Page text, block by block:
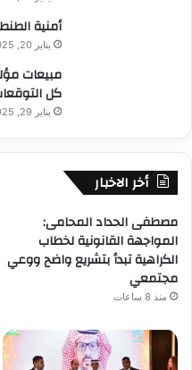
أمنية
يناير 20, 2025
مبيعات
كل
يناير 29, 2025
أخر الاخبار
مصطفى الحداد المحامى:
المواجهة القانونية لخطاب
الكراهية تبدأ بتشريع واضح ووعي
مجتمعي
منذ 8 ساعات